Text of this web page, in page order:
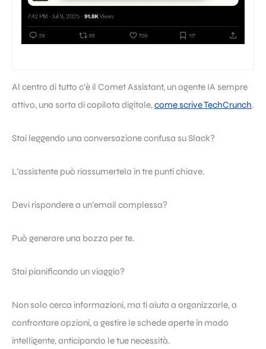
Al centro di tutto c’è il Comet Assistant, un agente IA sempre
attivo, una sorta di copilota digitale,come scrive TechCrunch.
Stai leggendo una conversazione confusa su Slack?
L’assistente può riassumertela in tre punti chiave.
Devi rispondere a un’email complessa?
Può generare una bozza per te.
Stai pianificando un viaggio?
Non solo cerca informazioni, ma ti aiuta a organizzarle, a
confrontare opzioni, a gestire le schede aperte in modo
intelligente, anticipando le tue necessità.